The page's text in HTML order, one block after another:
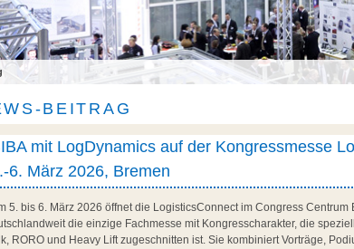
BEITRAG
mit LogDynamics auf der Kongressmesse
6. März 2026, Bremen
5. bis 6. März 2026 öffnet die LogisticsConnect im Congress
die einzige Fachmesse mit Kongresscharakter, die
RORO und Heavy Lift zugeschnitten ist. Sie kombiniert Vorträge,